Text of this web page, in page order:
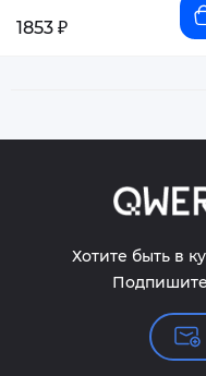
1853 ₽
Хотите быть в